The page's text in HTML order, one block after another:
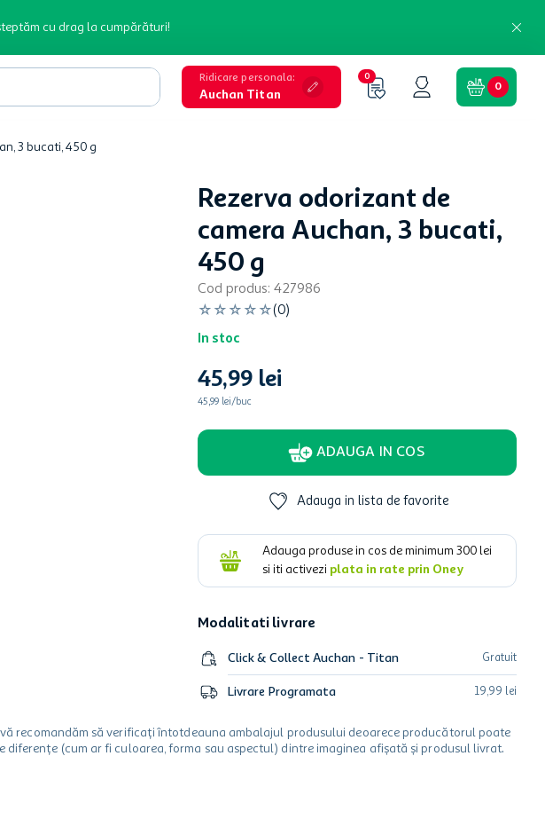
cu drag la cumpărături!
Ridicare personala:
Auchan Titan
0
0
3 bucati, 450 g
Rezerva odorizant de
camera Auchan, 3 bucati,
450 g
Cod produs: 427986
☆ ☆ ☆ ☆ ☆(0)
In stoc
45,99 lei
45,99 lei/buc
ADAUGA IN COS
Adauga in lista de favorite
Adauga produse in cos de minimum 300 lei
si iti activezi plata in rate prin Oney
Modalitati livrare
Click & Collect Auchan - Titan Gratuit
Livrare Programata 19,99 lei
recomandăm să verificați întotdeauna ambalajul produsului deoarece producătorul poate
(cum ar fi culoarea, forma sau aspectul) dintre imaginea afișată și produsul livrat.